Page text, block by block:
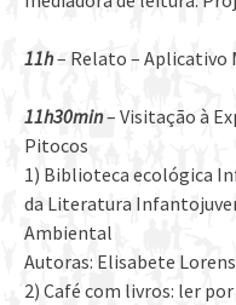
11h– Relato – Aplicativo
11h30min– Visitação à
Pitocos
1) Biblioteca ecológica
da Literatura
Ambiental
Autoras: Elisabete
2) Café com livros: ler